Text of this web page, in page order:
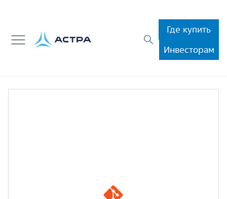
Где купить
Инвесторам